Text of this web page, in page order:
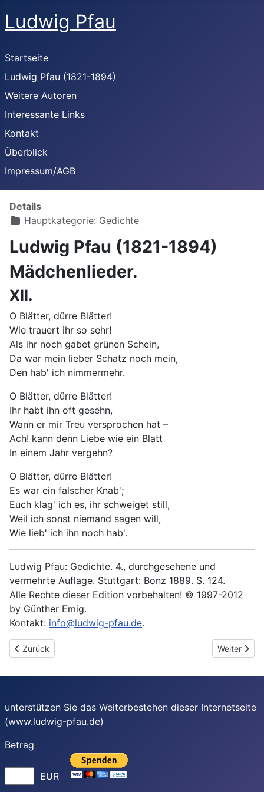
Ludwig Pfau
Startseite
Ludwig Pfau (1821-1894)
Weitere Autoren
Interessante Links
Kontakt
Überblick
Impressum/AGB
Details
Hauptkategorie: Gedichte
Ludwig Pfau (1821-1894)
Mädchenlieder.
XII.
O Blätter, dürre Blätter!
Wie trauert ihr so sehr!
Als ihr noch gabet grünen Schein,
Da war mein lieber Schatz noch mein,
Den hab' ich nimmermehr.
O Blätter, dürre Blätter!
Ihr habt ihn oft gesehn,
Wann er mir Treu versprochen hat –
Ach! kann denn Liebe wie ein Blatt
In einem Jahr vergehn?
O Blätter, dürre Blätter!
Es war ein falscher Knab';
Euch klag' ich es, ihr schweiget still,
Weil ich sonst niemand sagen will,
Wie lieb' ich ihn noch hab'.
Ludwig Pfau: Gedichte. 4., durchgesehene und
vermehrte Auflage. Stuttgart: Bonz 1889. S. 124.
Alle Rechte dieser Edition vorbehalten! © 1997-2012
by Günther Emig.
Kontakt: info@ludwig-pfau.de.
Vorheriger Beitrag: Mädchenlieder XI
Zurück Nächster
Weiter
unterstützen Sie das Weiterbestehen dieser Internetseite
(www.ludwig-pfau.de)
Betrag
EUR